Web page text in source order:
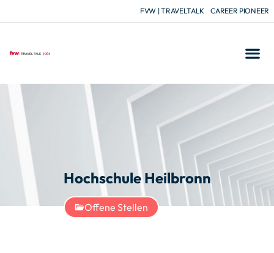
FVW | TRAVELTALK CAREER PIONEER
Hochschule Heilbronn
Offene Stellen